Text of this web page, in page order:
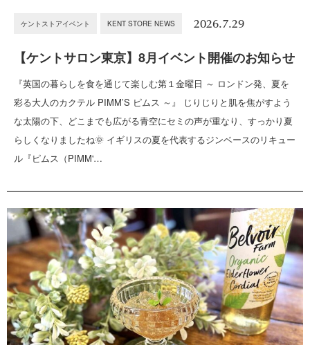
ケントストアイベント KENT STORE NEWS 2026.7.29
【ケントサロン東京】8月イベント開催のお知らせ
『英国の暮らしを食を通じて楽しむ第１金曜日 ～ ロンドン発、夏を
彩る大人のカクテル PIMM’S ピムス ～』 じりじりと肌を焦がすよう
な太陽の下、どこまでも広がる青空にセミの声が重なり、すっかり夏
らしくなりましたね🌞 イギリスの夏を代表するジンベースのリキュー
ル『ピムス（PIMM'…